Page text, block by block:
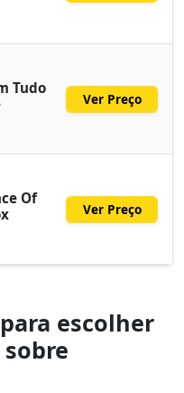
Tudo
Ver Preço
Of
Ver Preço
escolher